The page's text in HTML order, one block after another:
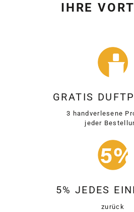
IHRE
GRATIS
3 handverlesene
jeder
5% JEDES
zurück